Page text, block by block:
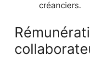
créanciers.